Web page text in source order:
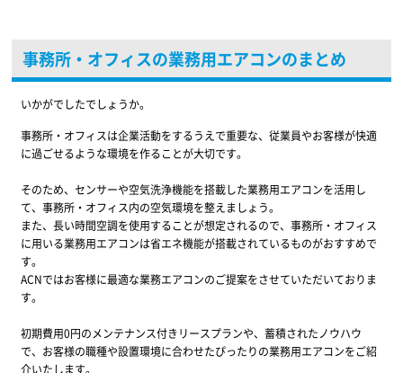
事務所・オフィスの業務用エアコンのまとめ
いかがでしたでしょうか。
事務所・オフィスは企業活動をするうえで重要な、従業員やお客様が快適
に過ごせるような環境を作ることが大切です。
そのため、センサーや空気洗浄機能を搭載した業務用エアコンを活用し
て、事務所・オフィス内の空気環境を整えましょう。
また、長い時間空調を使用することが想定されるので、事務所・オフィス
に用いる業務用エアコンは省エネ機能が搭載されているものがおすすめで
す。
ACNではお客様に最適な業務エアコンのご提案をさせていただいておりま
す。
初期費用0円のメンテナンス付きリースプランや、蓄積されたノウハウ
で、お客様の職種や設置環境に合わせたぴったりの業務用エアコンをご紹
介いたします。